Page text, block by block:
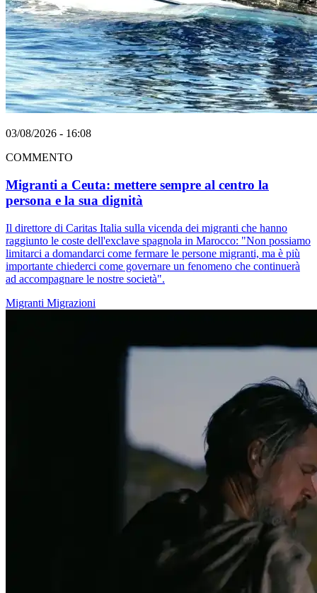
03/08/2026 - 16:08
COMMENTO
Migranti a Ceuta: mettere sempre al centro la
persona e la sua dignità
Il direttore di Caritas Italia sulla vicenda dei migranti che hanno
raggiunto le coste dell'exclave spagnola in Marocco: "Non possiamo
limitarci a domandarci come fermare le persone migranti, ma è più
importante chiederci come governare un fenomeno che continuerà
ad accompagnare le nostre società".
Migranti Migrazioni